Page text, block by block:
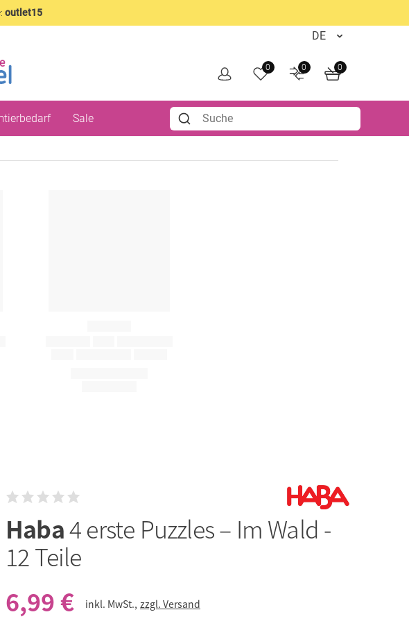
outlet15
0 0 0
Sale
Haba4 erste Puzzles – Im Wald -
12 Teile
6,99 €
inkl. MwSt., zzgl. Versand